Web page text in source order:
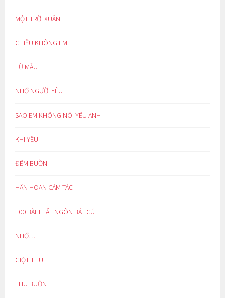
MỘT TRỜI XUÂN
CHIỀU KHÔNG EM
TỪ MẪU
NHỚ NGƯỜI YÊU
SAO EM KHÔNG NÓI YÊU ANH
KHI YÊU
ĐÊM BUỒN
HÂN HOAN CẢM TÁC
100 BÀI THẤT NGÔN BÁT CÚ
NHỚ…
GIỌT THU
THU BUỒN